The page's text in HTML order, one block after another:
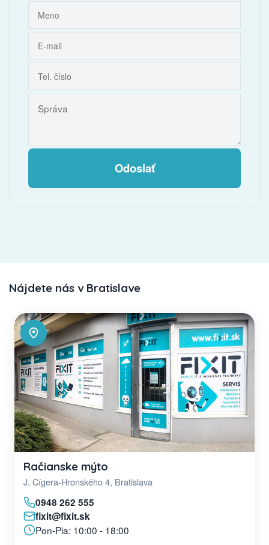
Odoslať
Nájdete nás v Bratislave
Račianske mýto
J. Cígera-Hronského 4, Bratislava
0948 262 555
fixit@fixit.sk
Pon-Pia: 10:00 - 18:00